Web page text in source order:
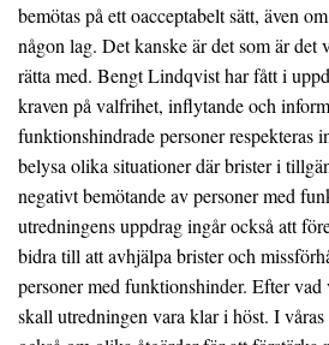
bemötas på ett oacceptabelt sätt, även
någon lag. Det kanske är det som är det
rätta med. Bengt Lindqvist har fått i
kraven på valfrihet, inflytande och
funktionshindrade personer respekteras
belysa olika situationer där brister i
negativt bemötande av personer med
utredningens uppdrag ingår också att
bidra till att avhjälpa brister och
personer med funktionshinder. Efter vad
skall utredningen vara klar i höst. I våras